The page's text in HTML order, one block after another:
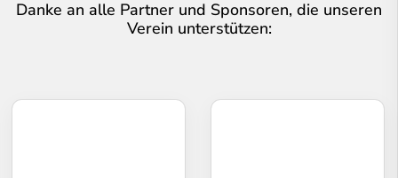
Danke an alle Partner und Sponsoren, die unseren
Verein unterstützen: